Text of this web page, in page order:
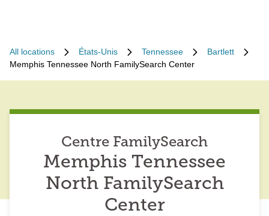
All locations États-Unis Tennessee
Bartlett
Memphis Tennessee North FamilySearch Center
Centre FamilySearch
Memphis Tennessee
North FamilySearch
Center